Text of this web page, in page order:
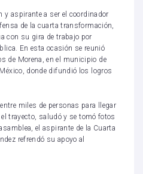
y aspirante a ser el coordinador
de la cuarta transformación,
con su gira de trabajo por
En esta ocasión se reunió
de Morena, en el municipio de
donde difundió los logros
miles de personas para llegar
trayecto, saludó y se tomó fotos
el aspirante de la Cuarta
refrendó su apoyo al